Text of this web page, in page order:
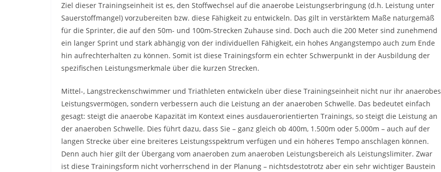
Ziel dieser Trainingseinheit ist es, den Stoffwechsel auf die anaerobe Leistungserbringung (d.h. Leistung unter
Sauerstoffmangel) vorzubereiten bzw. diese Fähigkeit zu entwickeln. Das gilt in verstärktem Maße naturgemäß
für die Sprinter, die auf den 50m- und 100m-Strecken Zuhause sind. Doch auch die 200 Meter sind zunehmend
ein langer Sprint und stark abhängig von der individuellen Fähigkeit, ein hohes Angangstempo auch zum Ende
hin aufrechterhalten zu können. Somit ist diese Trainingsform ein echter Schwerpunkt in der Ausbildung der
spezifischen Leistungsmerkmale über die kurzen Strecken.
Mittel-, Langstreckenschwimmer und Triathleten entwickeln über diese Trainingseinheit nicht nur ihr anaerobes
Leistungsvermögen, sondern verbessern auch die Leistung an der anaeroben Schwelle. Das bedeutet einfach
gesagt: steigt die anaerobe Kapazität im Kontext eines ausdauerorientierten Trainings, so steigt die Leistung an
der anaeroben Schwelle. Dies führt dazu, dass Sie – ganz gleich ob 400m, 1.500m oder 5.000m – auch auf der
langen Strecke über eine breiteres Leistungsspektrum verfügen und ein höheres Tempo anschlagen können.
Denn auch hier gilt der Übergang vom anaeroben zum anaeroben Leistungsbereich als Leistungslimiter. Zwar
ist diese Trainingsform nicht vorherrschend in der Planung – nichtsdestotrotz aber ein sehr wichtiger Baustein